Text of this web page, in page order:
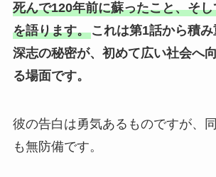
死んで120年前に蘇ったこと、そ
を語ります。これは第1話から積
深志の秘密が、初めて広い社会へ
る場面です。
彼の告白は勇気あるものですが、
も無防備です。